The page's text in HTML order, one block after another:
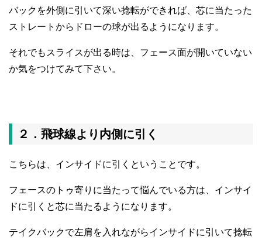
バックを外側に引いて深い捻転ができれば、芯に当たった
ストレートからドローの球が出るようになります。
それでもスライスが出る時は、フェース面が開いていない
か気をつけてみて下さい。
２．飛球線より内側に引く
こちらは、インサイドに引くということです。
フェースのトゥ寄りに当たって悩んでいる方は、インサイ
ドに引くと芯に当たるようになります。
テイクバックで左肩を入れながらインサイドに引いて捻転